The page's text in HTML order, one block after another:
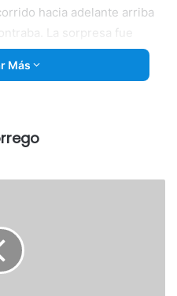
hacia adelante arriba
La sorpresa fue
los albañiles no lo habían
alguien lo tenía preparado
al Salón Parroquial por el
Parroquial, al igual
que recemos por estos
Más